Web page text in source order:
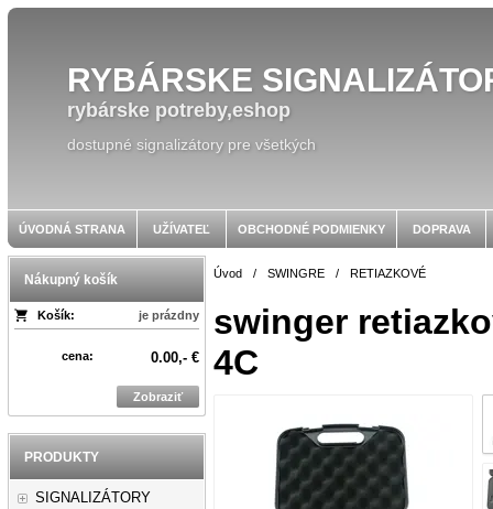
RYBÁRSKE
rybárske potreby,eshop
dostupné signalizátory pre všetkých
ÚVODNÁ STRANA UŽÍVATEĽ OBCHODNÉ PODMIENKY DOPRAVA
Nákupný košík
Košík: je prázdny
cena: 0.00,- €
Zobraziť
PRODUKTY
SIGNALIZÁTORY
Úvod / SWINGRE / RETIAZKOVÉ
swinger
4C